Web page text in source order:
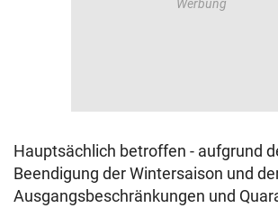
Hauptsächlich betroffen - aufgrund
Beendigung der Wintersaison und
Ausgangsbeschränkungen und